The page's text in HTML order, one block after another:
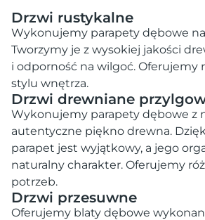
Drzwi rustykalne
Wykonujemy parapety dębowe
Tworzymy je z wysokiej jakości
i odporność na wilgoć. Oferujemy
stylu wnętrza.
Drzwi drewniane
Wykonujemy parapety dębowe z
autentyczne piękno drewna.
parapet jest wyjątkowy, a jego
naturalny charakter. Oferujemy
potrzeb.
Drzwi przesuwne
Oferujemy blaty dębowe